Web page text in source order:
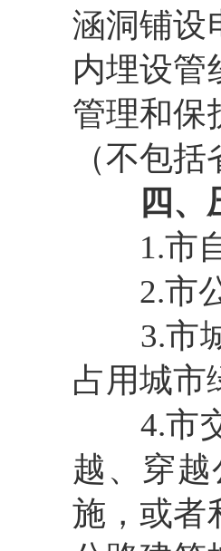
涵洞铺设
内埋设管
管理和保
（不包
四、
1.市
2.市
3.市
占用城市
4.市
越、穿
施，或者